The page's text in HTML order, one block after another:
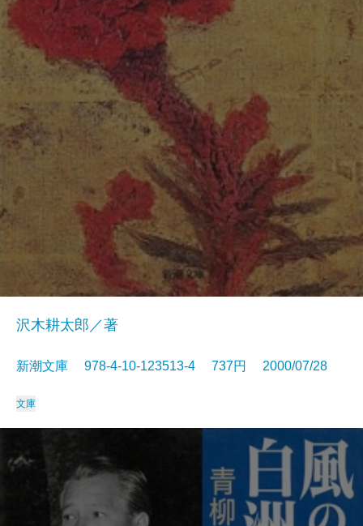
沢木耕太郎／著
新潮文庫 978-4-10-123513-4 737円 2000/07/28
文庫